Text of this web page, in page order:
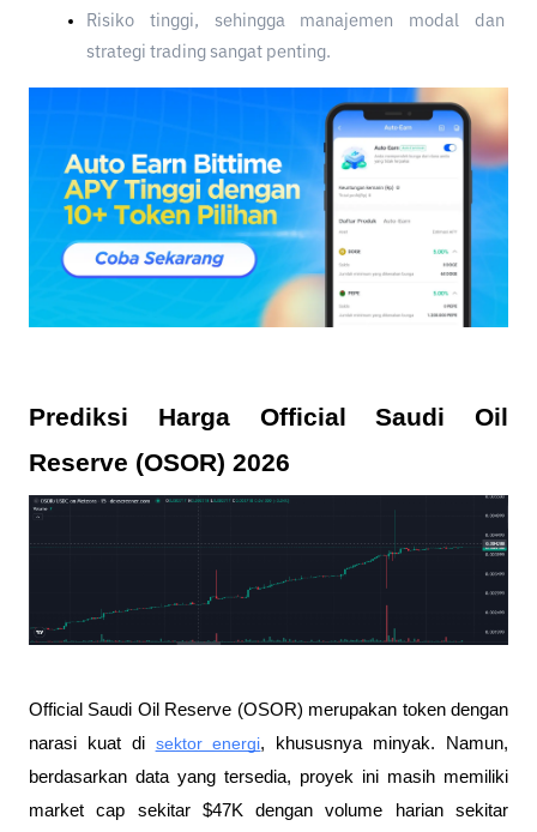
Risiko tinggi, sehingga manajemen modal dan
strategi trading sangat penting.
Prediksi Harga Official Saudi Oil
Reserve (OSOR) 2026
Official Saudi Oil Reserve (OSOR) merupakan token dengan
narasi kuat di sektor energi, khususnya minyak. Namun,
berdasarkan data yang tersedia, proyek ini masih memiliki
market cap sekitar $47K dengan volume harian sekitar